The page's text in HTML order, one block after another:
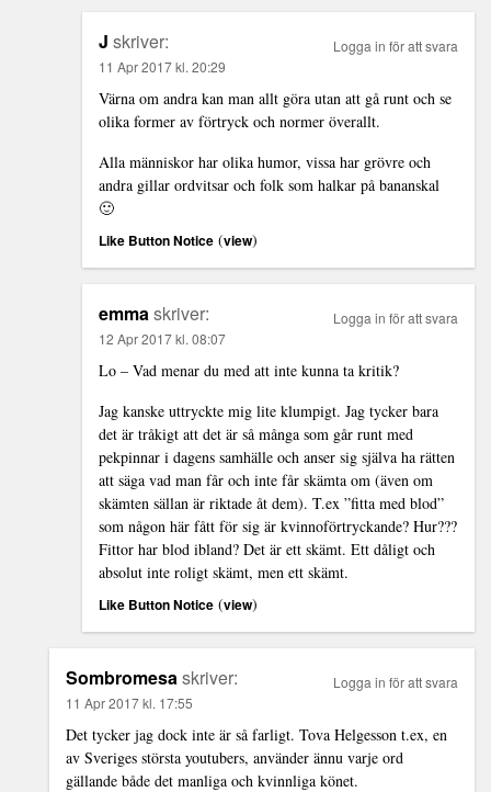
J skriver:
11 Apr 2017 kl. 20:29
Värna om andra kan man allt göra utan att gå runt och se
olika former av förtryck och normer överallt.
Alla människor har olika humor, vissa har grövre och
andra gillar ordvitsar och folk som halkar på bananskal
🙂
Like Button Notice (view)
Logga in för att svara
emma skriver:
12 Apr 2017 kl. 08:07
Lo – Vad menar du med att inte kunna ta kritik?
Jag kanske uttryckte mig lite klumpigt. Jag tycker bara
det är tråkigt att det är så många som går runt med
pekpinnar i dagens samhälle och anser sig själva ha rätten
att säga vad man får och inte får skämta om (även om
skämten sällan är riktade åt dem). T.ex ”fitta med blod”
som någon här fått för sig är kvinnoförtryckande? Hur???
Fittor har blod ibland? Det är ett skämt. Ett dåligt och
absolut inte roligt skämt, men ett skämt.
Like Button Notice (view)
Logga in för att svara
Sombromesa skriver:
11 Apr 2017 kl. 17:55
Det tycker jag dock inte är så farligt. Tova Helgesson t.ex, en
av Sveriges största youtubers, använder ännu varje ord
gällande både det manliga och kvinnliga könet.
Logga in för att svara